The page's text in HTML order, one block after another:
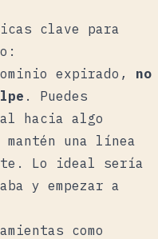
clave para
expirado, no
. Puedes
hacia algo
una línea
Lo ideal sería
y empezar a
como